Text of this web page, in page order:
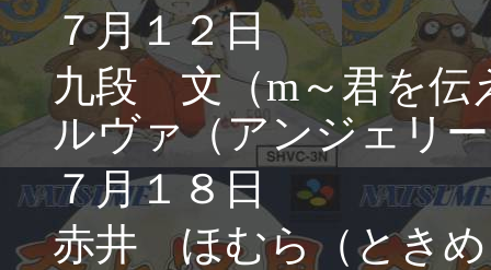
７月１２日
九段 文（m～君を伝
ルヴァ（アンジェリ
７月１８日
赤井 ほむら（ときめ